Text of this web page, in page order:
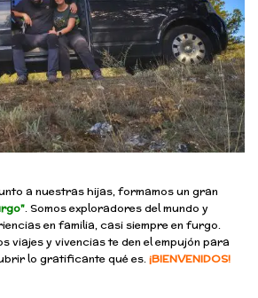
a nuestras hijas, formamos un gran
. Somos exploradores del mundo y
en familia, casi siempre en furgo.
viajes y vivencias te den el empujón para
lo gratificante qué es.¡BIENVENIDOS!